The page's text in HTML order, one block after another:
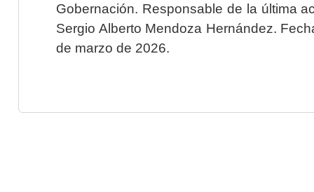
Gobernación. Responsable de la última
Sergio Alberto Mendoza Hernández.
de marzo de 2026.